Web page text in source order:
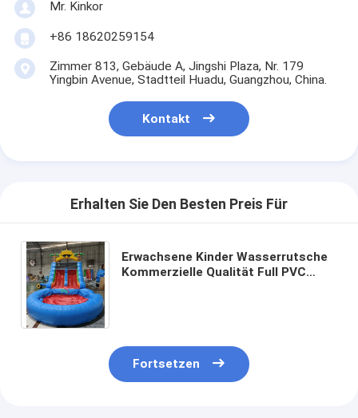
Mr. Kinkor
+86 18620259154
Zimmer 813, Gebäude A, Jingshi Plaza, Nr. 179
Yingbin Avenue, Stadtteil Huadu, Guangzhou, China.
Kontakt
Erhalten Sie Den Besten Preis Für
Erwachsene Kinder Wasserrutsche
Kommerzielle Qualität Full PVC
Fortsetzen